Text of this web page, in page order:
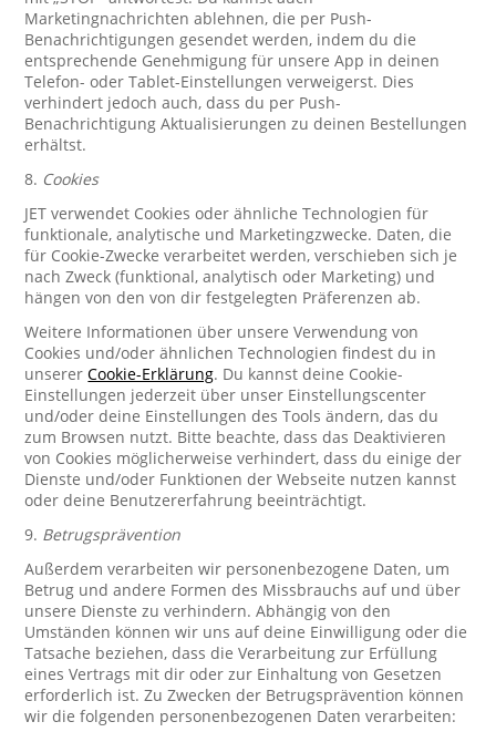
Marketingnachrichten ablehnen, die per Push-
Benachrichtigungen gesendet werden, indem du die
entsprechende Genehmigung für unsere App in deinen
Telefon- oder Tablet-Einstellungen verweigerst. Dies
verhindert jedoch auch, dass du per Push-
Benachrichtigung Aktualisierungen zu deinen Bestellungen
erhältst.
8. Cookies
JET verwendet Cookies oder ähnliche Technologien für
funktionale, analytische und Marketingzwecke. Daten, die
für Cookie-Zwecke verarbeitet werden, verschieben sich je
nach Zweck (funktional, analytisch oder Marketing) und
hängen von den von dir festgelegten Präferenzen ab.
Weitere Informationen über unsere Verwendung von
Cookies und/oder ähnlichen Technologien findest du in
unsererCookie-Erklärung. Du kannst deine Cookie-
Einstellungen jederzeit über unser Einstellungscenter
und/oder deine Einstellungen des Tools ändern, das du
zum Browsen nutzt. Bitte beachte, dass das Deaktivieren
von Cookies möglicherweise verhindert, dass du einige der
Dienste und/oder Funktionen der Webseite nutzen kannst
oder deine Benutzererfahrung beeinträchtigt.
9. Betrugsprävention
Außerdem verarbeiten wir personenbezogene Daten, um
Betrug und andere Formen des Missbrauchs auf und über
unsere Dienste zu verhindern. Abhängig von den
Umständen können wir uns auf deine Einwilligung oder die
Tatsache beziehen, dass die Verarbeitung zur Erfüllung
eines Vertrags mit dir oder zur Einhaltung von Gesetzen
erforderlich ist. Zu Zwecken der Betrugsprävention können
wir die folgenden personenbezogenen Daten verarbeiten: